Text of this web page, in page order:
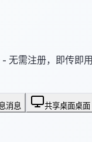
无需注册，即传即用
消息 共享桌面桌面